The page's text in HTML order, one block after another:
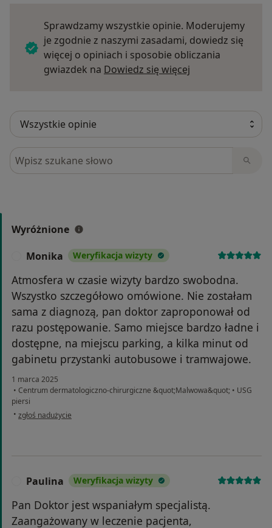
Sprawdzamy wszystkie opinie. Moderujemy
je zgodnie z naszymi zasadami, dowiedz się
więcej o opiniach i sposobie obliczania
gwiazdek na Dowiedz się więcej
Szukaj w opiniach
Wyróżnione
Monika Weryfikacja wizyty
Atmosfera w czasie wizyty bardzo swobodna.
Wszystko szczegółowo omówione. Nie zostałam
sama z diagnozą, pan doktor zaproponował od
razu postępowanie. Samo miejsce bardzo ładne i
dostępne, na miejscu parking, a kilka minut od
gabinetu przystanki autobusowe i tramwajowe.
1 marca 2025
• Centrum dermatologiczno-chirurgiczne &quot;Malwowa&quot; • USG
piersi
• w opinii użytkownika Monika
zgłoś nadużycie
Paulina Weryfikacja wizyty
Pan Doktor jest wspaniałym specjalistą.
Zaangażowany w leczenie pacjenta,